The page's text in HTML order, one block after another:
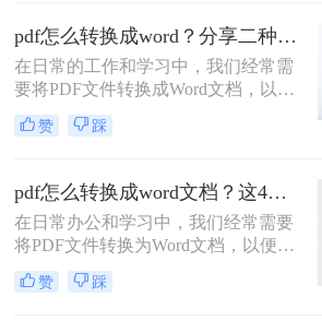
此，将其转换为Word文档成为了一种
常见的需求。那么电脑上如何把pdf转
换成word文档呢？本文将介绍二种在
电脑上将PDF转换成Word文档的实用
方法。
pdf怎么转换成word？分享二种实用的方法！
在日常的工作和学习中，我们经常需
要将PDF文件转换成Word文档，以便
于编辑和修改。那么PDF怎么转换成
Word呢？本文将为大家介绍两种实用
成文件格式的转换。
赞 踩
pdf怎么转换成word文档？这4种方法，任你选择！
在日常办公和学习中，我们经常需要
将PDF文件转换为Word文档，以便进
行编辑、修改和格式化。那么PDF怎
么转换成Word文档呢？本文将为您介
赞 踩